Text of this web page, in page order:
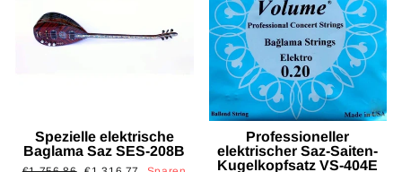
Spezielle elektrische
Baglama Saz SES-208B
Professioneller
elektrischer Saz-Saiten-
Kugelkopfsatz VS-404E